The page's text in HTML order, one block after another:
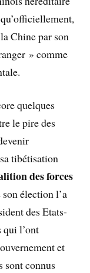
Chine par son
» comme
quelques
le pire des
tibétisation
des forces
élection l’a
des Etats-
qui l’ont
et
sont connus